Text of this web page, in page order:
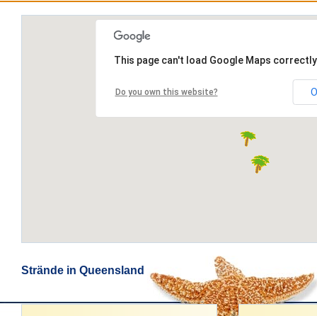
This page can't load Google Maps
Do you own this website?
Strände in Queensland